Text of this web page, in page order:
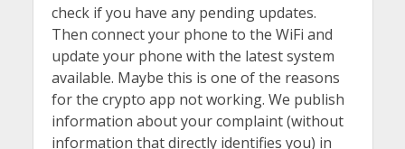
check if you have any pending updates.
Then connect your phone to the WiFi and
update your phone with the latest system
available. Maybe this is one of the reasons
for the crypto app not working. We publish
information about your complaint (without
information that directly identifies you) in